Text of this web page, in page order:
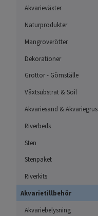
Akvarieväxter
Naturprodukter
Mangroverötter
Dekorationer
Grottor - Gömställe
Växtsubstrat & Soil
Akvariesand & Akvariegrus
Riverbeds
Sten
Stenpaket
Riverkits
Akvarietillbehör
Akvariebelysning